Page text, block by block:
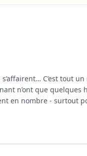
C’est tout
n’ont que quelques
en nombre - surtout